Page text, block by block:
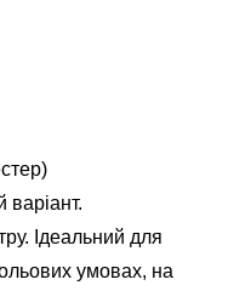
варіант.
Ідеальний для
умовах, на